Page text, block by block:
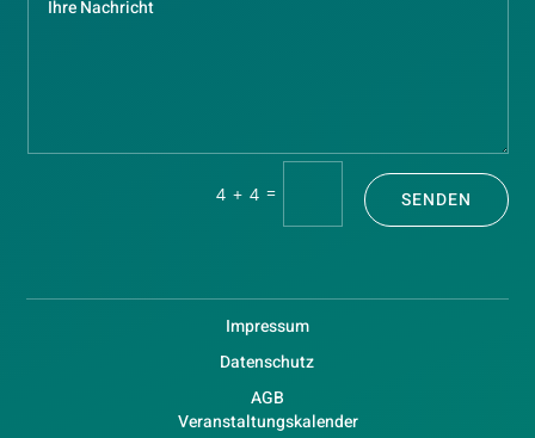
4 + 4 = SENDEN
Impressum
Datenschutz
AGB
Veranstaltungskalender